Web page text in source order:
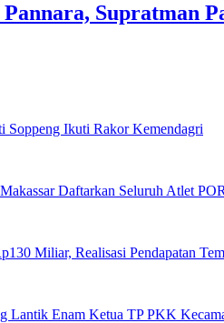
Supratman
Ikuti Rakor Kemendagri
Daftarkan Seluruh Atlet
Miliar, Realisasi Pendapatan
Lantik Enam Ketua TP PKK